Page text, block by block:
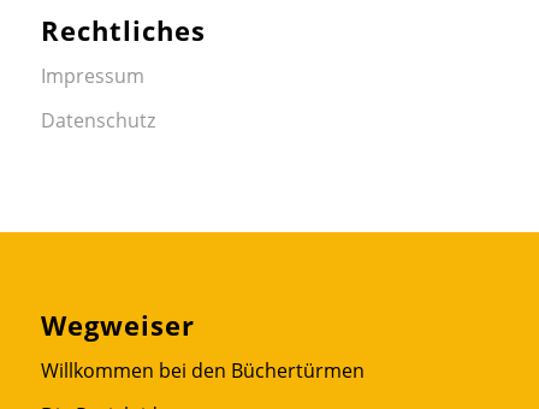
Rechtliches
Impressum
Datenschutz
Wegweiser
Willkommen bei den Büchertürmen